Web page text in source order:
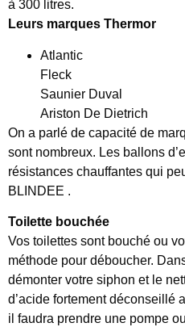
à 300 litres.
Leurs marques Thermor
Atlantic
Fleck
Saunier Duval
Ariston De Dietrich
On a parlé de capacité de
sont nombreux. Les ballons
résistances chauffantes qui
BLINDEE .
Toilette bouchée
Vos toilettes sont bouché ou
méthode pour déboucher.
démonter votre siphon et le
d’acide fortement déconseillé
il faudra prendre une pompe